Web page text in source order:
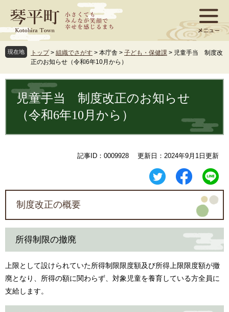
ジ
先
頭
す
ュ
を
飛
し
現在地 トップ > 組織でさがす > 本庁舎 > 子ども・保健課 > 児童手当 制度改
正のお知らせ（令和6年10月から）
文
児童手当 制度改正のお知らせ
（令和6年10月から）
記事ID：0009928 更新日：2024年9月1日更新
制度改正の概要
所得制限の撤廃
上限として設けられていた所得制限限度額及び所得上限限度額が撤
廃となり、所得の額に関わらず、対象児童を養育している方全員に
支給します。